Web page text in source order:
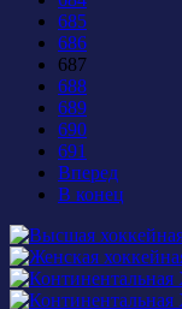
685
686
687
688
689
690
691
Вперед
В конец